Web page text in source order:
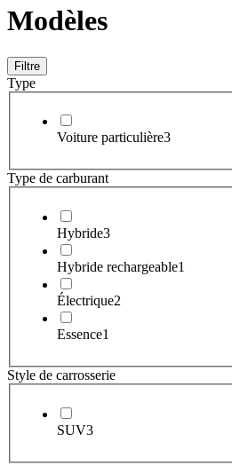
Modèles
Filtre
Type
Voiture particulière3
Type de carburant
Hybride3
Hybride rechargeable1
Électrique2
Essence1
Style de carrosserie
SUV3